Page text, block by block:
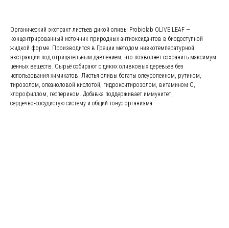
Органический экстракт листьев дикой оливы Probiolab OLIVE LEAF —
концентрированный источник природных антиоксидантов в биодоступной
жидкой форме. Производится в Греции методом низкотемпературной
экстракции под отрицательным давлением, что позволяет сохранить максимум
ценных веществ. Сырьё собирают с диких оливковых деревьев без
использования химикатов. Листья оливы богаты олеуропеином, рутином,
тирозолом, олеаноловой кислотой, гидрокситирозолом, витамином С,
хлорофиллом, гесперином. Добавка поддерживает иммунитет,
сердечно‑сосудистую систему и общий тонус организма.